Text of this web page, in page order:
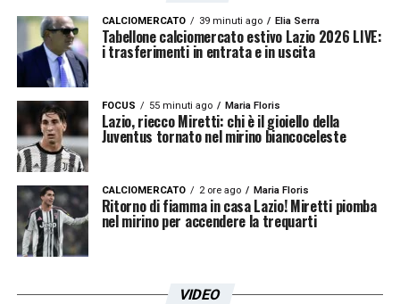
CALCIOMERCATO 39 minuti ago Elia Serra
Tabellone calciomercato estivo Lazio 2026 LIVE:
i trasferimenti in entrata e in uscita
FOCUS 55 minuti ago Maria Floris
Lazio, riecco Miretti: chi è il gioiello della
Juventus tornato nel mirino biancoceleste
CALCIOMERCATO 2 ore ago Maria Floris
Ritorno di fiamma in casa Lazio! Miretti piomba
nel mirino per accendere la trequarti
VIDEO